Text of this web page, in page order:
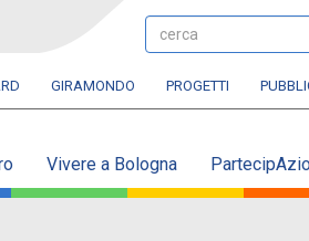
cerca
GIRAMONDO PROGETTI
Vivere a Bologna